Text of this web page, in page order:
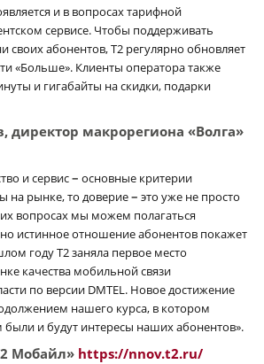
и в вопросах тарифной
сервисе. Чтобы поддерживать
своих абонентов, Т2 регулярно обновляет
«Больше». Клиенты оператора также
и гигабайты на скидки, подарки
директор макрорегиона «Волга»
и сервис– основные критерии
на рынке, то доверие– это уже не просто
вопросах мы можем полагаться
истинное отношение абонентов покажет
году Т2 заняла первое место
качества мобильной связи
по версии DMTEL. Новое достижение
нашего курса, в котором
и будут интересы наших абонентов».
Мобайл» https://nnov.t2.ru/